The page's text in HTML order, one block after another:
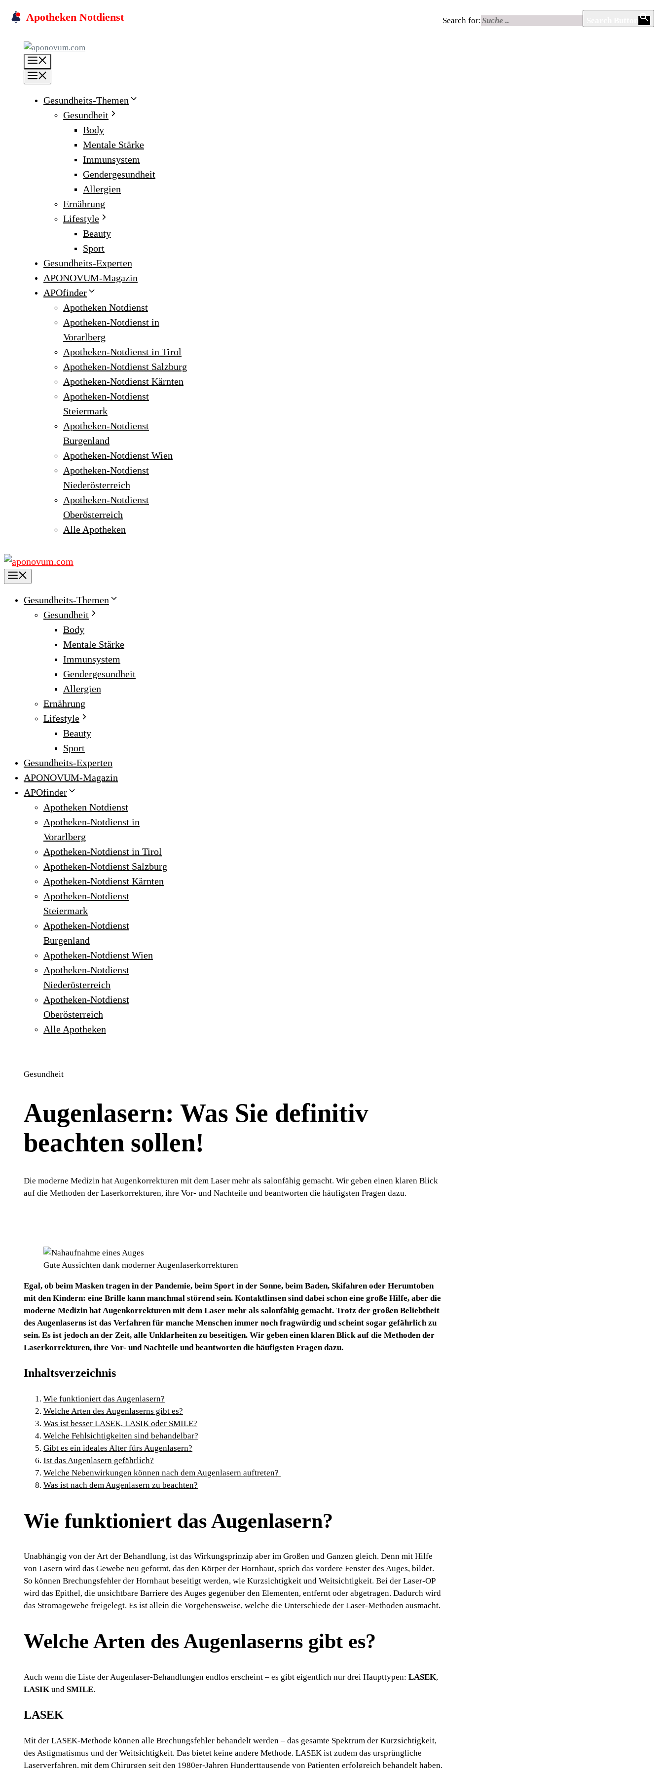
Skip
Apotheken Notdienst Search for:
Gesundheits-Themen
Gesundheit
Body
Mentale Stärke
Immunsystem
Gendergesundheit
Allergien
Ernährung
Lifestyle
Beauty
Sport
Gesundheits-Experten
APONOVUM-Magazin
APOfinder
Apotheken Notdienst
Apotheken-Notdienst in
Vorarlberg
Apotheken-Notdienst in Tirol
Apotheken-Notdienst Salzburg
Apotheken-Notdienst Kärnten
Apotheken-Notdienst
Steiermark
Apotheken-Notdienst
Burgenland
Apotheken-Notdienst Wien
Apotheken-Notdienst
Niederösterreich
Apotheken-Notdienst
Oberösterreich
Alle Apotheken
Gesundheits-Themen
Gesundheit
Body
Mentale Stärke
Immunsystem
Gendergesundheit
Allergien
Ernährung
Lifestyle
Beauty
Sport
Gesundheits-Experten
APONOVUM-Magazin
APOfinder
Apotheken Notdienst
Apotheken-Notdienst in
Vorarlberg
Apotheken-Notdienst in Tirol
Apotheken-Notdienst Salzburg
Apotheken-Notdienst Kärnten
Apotheken-Notdienst
Steiermark
Apotheken-Notdienst
Burgenland
Apotheken-Notdienst Wien
Apotheken-Notdienst
Niederösterreich
Apotheken-Notdienst
Oberösterreich
Alle Apotheken
Gesundheit
Augenlasern: Was Sie definitiv
beachten sollen!
Die moderne Medizin hat Augenkorrekturen mit dem Laser mehr als salonfähig gemacht. Wir geben einen klaren Blick
auf die Methoden der Laserkorrekturen, ihre Vor- und Nachteile und beantworten die häufigsten Fragen dazu.
Gute Aussichten dank moderner Augenlaserkorrekturen
Egal, ob beim Masken tragen in der Pandemie, beim Sport in der Sonne, beim Baden, Skifahren oder Herumtoben
mit den Kindern: eine Brille kann manchmal störend sein. Kontaktlinsen sind dabei schon eine große Hilfe, aber die
moderne Medizin hat Augenkorrekturen mit dem Laser mehr als salonfähig gemacht. Trotz der großen Beliebtheit
des Augenlaserns ist das Verfahren für manche Menschen immer noch fragwürdig und scheint sogar gefährlich zu
sein. Es ist jedoch an der Zeit, alle Unklarheiten zu beseitigen. Wir geben einen klaren Blick auf die Methoden der
Laserkorrekturen, ihre Vor- und Nachteile und beantworten die häufigsten Fragen dazu.
Inhaltsverzeichnis
Wie funktioniert das Augenlasern?
Welche Arten des Augenlaserns gibt es?
Was ist besser LASEK, LASIK oder SMILE?
Welche Fehlsichtigkeiten sind behandelbar?
Gibt es ein ideales Alter fürs Augenlasern?
Ist das Augenlasern gefährlich?
Welche Nebenwirkungen können nach dem Augenlasern auftreten?
Was ist nach dem Augenlasern zu beachten?
Wie funktioniert das Augenlasern?
Unabhängig von der Art der Behandlung, ist das Wirkungsprinzip aber im Großen und Ganzen gleich. Denn mit Hilfe
von Lasern wird das Gewebe neu geformt, das den Körper der Hornhaut, sprich das vordere Fenster des Auges, bildet.
So können Brechungsfehler der Hornhaut beseitigt werden, wie Kurzsichtigkeit und Weitsichtigkeit. Bei der Laser-OP
wird das Epithel, die unsichtbare Barriere des Auges gegenüber den Elementen, entfernt oder abgetragen. Dadurch wird
das Stromagewebe freigelegt. Es ist allein die Vorgehensweise, welche die Unterschiede der Laser-Methoden ausmacht.
Welche Arten des Augenlaserns gibt es?
Auch wenn die Liste der Augenlaser-Behandlungen endlos erscheint – es gibt eigentlich nur drei Haupttypen: LASEK,
LASIK und SMILE.
LASEK
Mit der LASEK-Methode können alle Brechungsfehler behandelt werden – das gesamte Spektrum der Kurzsichtigkeit,
des Astigmatismus und der Weitsichtigkeit. Das bietet keine andere Methode. LASEK ist zudem das ursprüngliche
Laserverfahren, mit dem Chirurgen seit den 1980er-Jahren Hunderttausende von Patienten erfolgreich behandelt haben.